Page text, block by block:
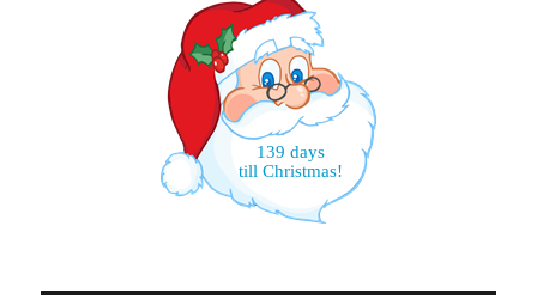
139 days
till Christmas!